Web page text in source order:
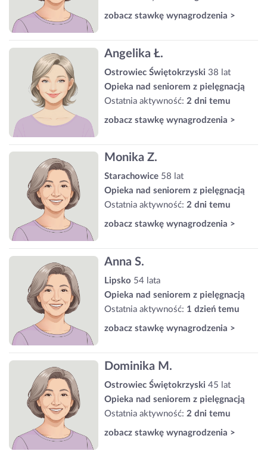
zobacz stawkę wynagrodzenia >
Angelika Ł.
Ostrowiec Świętokrzyski 38 lat
Opieka nad seniorem z pielęgnacją
Ostatnia aktywność: 2 dni temu
zobacz stawkę wynagrodzenia >
Monika Z.
Starachowice 58 lat
Opieka nad seniorem z pielęgnacją
Ostatnia aktywność: 2 dni temu
zobacz stawkę wynagrodzenia >
Anna S.
Lipsko 54 lata
Opieka nad seniorem z pielęgnacją
Ostatnia aktywność: 1 dzień temu
zobacz stawkę wynagrodzenia >
Dominika M.
Ostrowiec Świętokrzyski 45 lat
Opieka nad seniorem z pielęgnacją
Ostatnia aktywność: 2 dni temu
zobacz stawkę wynagrodzenia >